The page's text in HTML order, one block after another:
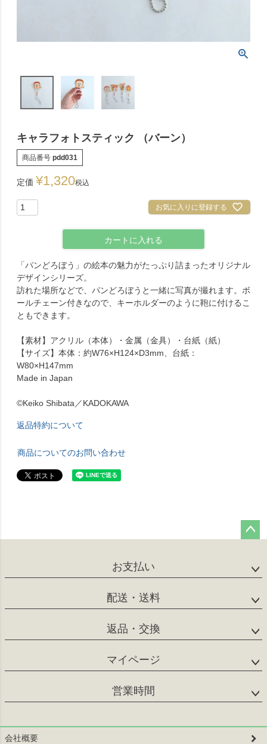
キャラフォトスティック （バーン）
商品番号 pdd031
定価 ¥1,320税込
お気に入りに登録する
カートに入れる
「パンどろぼう」の絵本の魅力がたっぷり詰まったオリジナル
デザインシリーズ。
訪れた場所などで、パンどろぼうと一緒に写真が撮れます。ボ
ールチェーン付きなので、キーホルダーのように鞄に付けるこ
ともできます。
【素材】アクリル（本体）・金属（金具）・台紙（紙）
【サイズ】本体：約W76×H124×D3mm、台紙：
W80×H147mm
Made in Japan
©Keiko Shibata／KADOKAWA
返品特約について
商品についてのお問い合わせ
ップ
お支払い
配送・送料
返品・交換
マイページ
営業時間
会社概要